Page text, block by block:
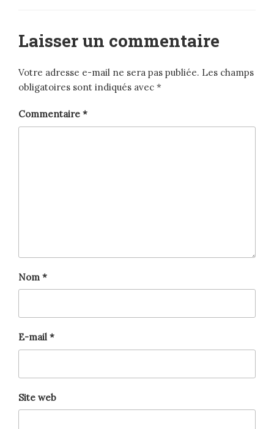
Laisser un commentaire
Votre adresse e-mail ne sera pas publiée. Les champs
obligatoires sont indiqués avec *
Commentaire *
Nom *
E-mail *
Site web